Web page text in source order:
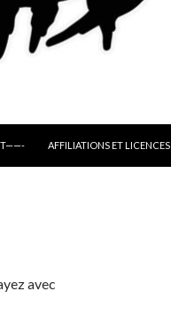
AFFILIATIONS ET LICENCES
avec